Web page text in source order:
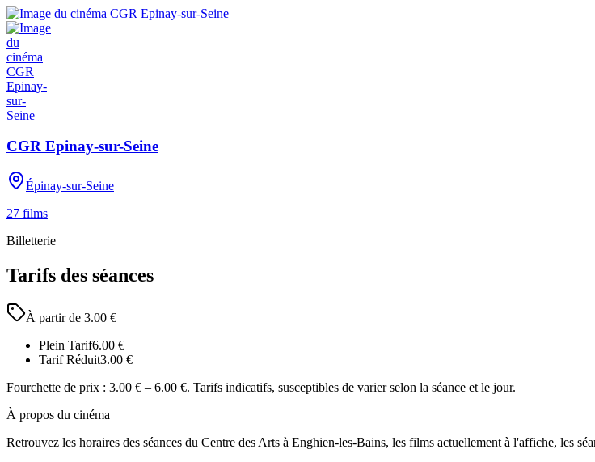
CGR Epinay-sur-Seine
Épinay-sur-Seine
27 films
Billetterie
Tarifs des séances
À partir de 3.00 €
Plein Tarif6.00 €
Tarif Réduit3.00 €
Fourchette de prix : 3.00 € – 6.00 €. Tarifs indicatifs, susceptibles de varier selon la séance et le jour.
À propos du cinéma
Retrouvez les horaires des séances du Centre des Arts à Enghien-les-Bains, les films actuellement à l'affiche, les